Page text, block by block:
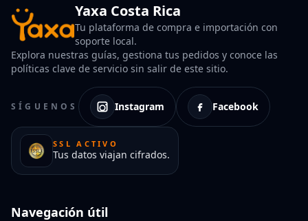
Yaxa Costa Rica
Tu plataforma de compra e importación con
soporte local.
Explora nuestras guías, gestiona tus pedidos y conoce las
políticas clave de servicio sin salir de este sitio.
SÍGUENOS Instagram Facebook
SSL ACTIVO
Tus datos viajan cifrados.
Navegación útil